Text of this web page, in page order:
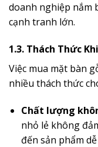
doanh nghiệp nắm
cạnh tranh lớn.
1.3. Thách Thức
Việc mua mặt bàn
nhiều thách thức
Chất lượng
nhỏ lẻ không
đến sản phẩm